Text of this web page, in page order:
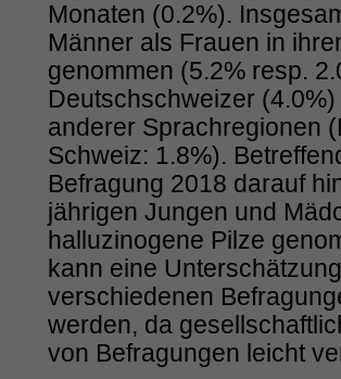
Monaten (0.2%).
Männer als Frauen in
genommen (5.2% resp.
Deutschschweizer
anderer Sprachregionen
Schweiz: 1.8%).
Befragung 2018 darauf
jährigen Jungen und
halluzinogene Pilze
kann eine
verschiedenen
werden, da
von Befragungen leicht